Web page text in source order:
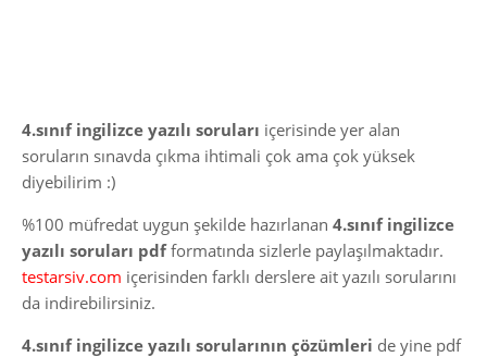
4.sınıf ingilizce yazılı soruları içerisinde yer alan
soruların sınavda çıkma ihtimali çok ama çok yüksek
diyebilirim :)
%100 müfredat uygun şekilde hazırlanan 4.sınıf ingilizce
yazılı soruları pdfformatında sizlerle paylaşılmaktadır.
testarsiv.com içerisinden farklı derslere ait yazılı sorularını
da indirebilirsiniz.
4.sınıf ingilizce yazılı sorularının çözümleri de yine pdf